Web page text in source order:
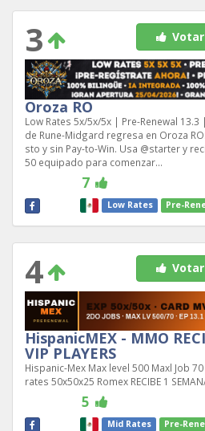
3 Votar
Oroza RO
Low Rates 5x/5x/5x | Pre-Renewal
de Rune-Midgard regresa en Oroza
sto y sin Pay-to-Win. Usa @starter y
50 equipado para comenzar...
7
Low Rates Pre-
4 Votar
HispanicMEX - MMO
VIP PLAYERS
Hispanic-Mex Max level 500 Maxl Job
rates 50x50x25 Romex RECIBE 1
5
Mid Rates Pre-